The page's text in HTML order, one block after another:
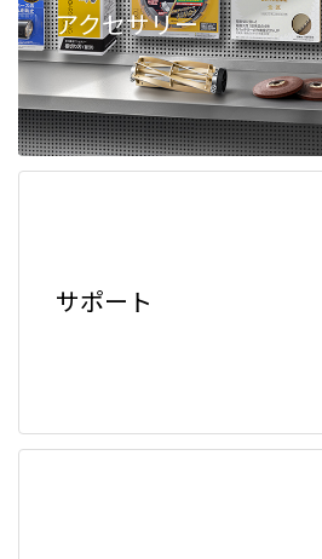
アクセサリー
サポート